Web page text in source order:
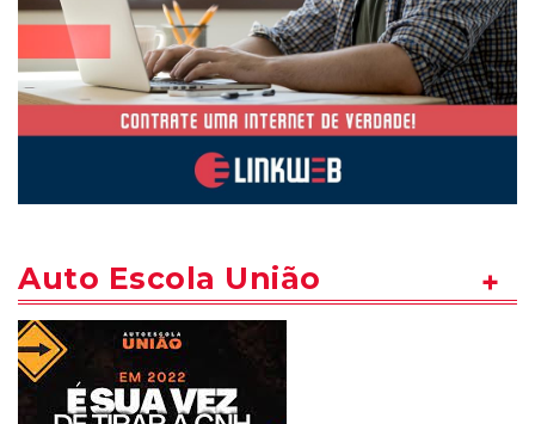
Auto Escola União